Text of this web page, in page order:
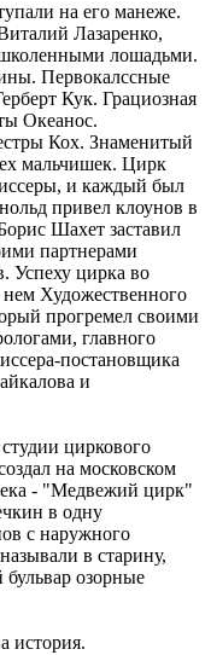
на его манеже.
Лазаренко,
лошадьми.
Первокалссные
Кук. Грациозная
Океанос.
Кох. Знаменитый
мальчишек. Цирк
и каждый был
привел клоунов в
Шахет заставил
партнерами
Успеху цирка во
нем Художественного
прогремел своими
главного
постановщика
и
циркового
на московском
- "Медвежий цирк"
в одну
с наружного
в старину,
бульвар озорные
история.